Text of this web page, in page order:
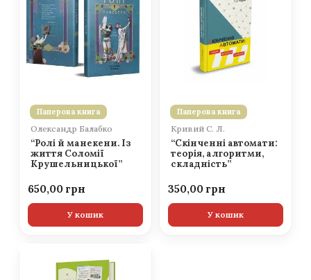
Паперова книга
Олександр Балабко
“Ролі й манекени. Із
життя Соломії
Крушельницької”
650,00
У кошик
Паперова книга
Кривий С. Л.
“Скінченні автомати:
теорія, алгоритми,
складність”
350,00
У кошик